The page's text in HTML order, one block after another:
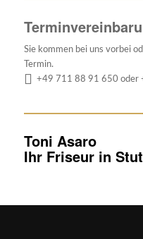
Sie kommen bei uns vorbei
Termin.
+49 711 88 91 650 oder
Toni Asaro
Ihr Friseur in